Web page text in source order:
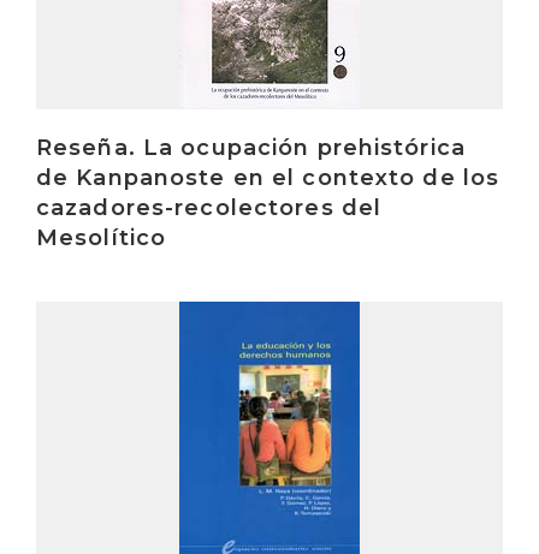
Reseña. La ocupación prehistórica
de Kanpanoste en el contexto de los
cazadores-recolectores del
Mesolítico